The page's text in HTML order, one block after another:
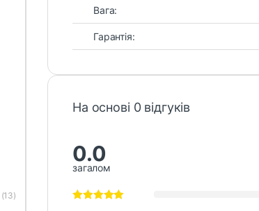
Вага:
Гарантія:
На основі 0 відгуків
0.0
загалом
(13)